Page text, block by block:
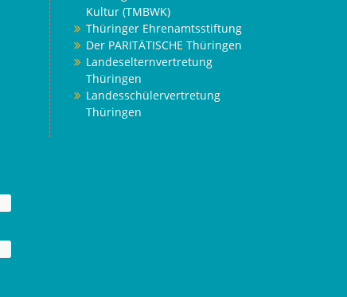
Kultur (TMBWK)
Thüringer Ehrenamtsstiftung
Der PARITÄTISCHE Thüringen
Landeselternvertretung
Thüringen
Landesschülervertretung
Thüringen